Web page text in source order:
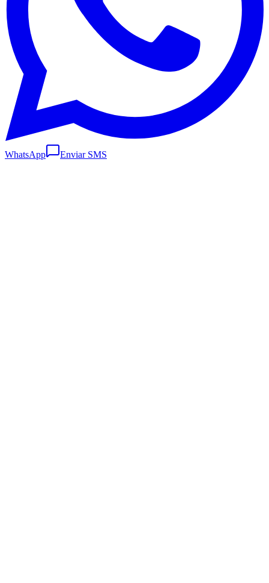
WhatsApp Enviar SMS